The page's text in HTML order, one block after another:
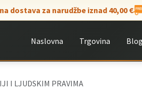
dostava za narudžbe iznad 40,00 €
Naslovna Trgovina Blog
I LJUDSKIM PRAVIMA